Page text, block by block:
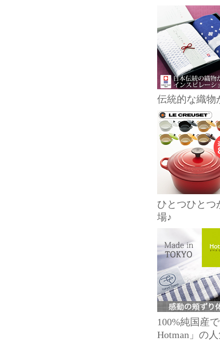
伝統的な織物
ひとつひとつ
場♪
100%純国産
Hotman」の